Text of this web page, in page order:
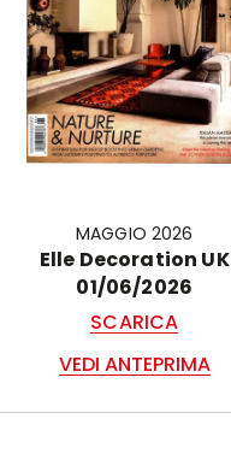
MAGGIO 2026
Elle Decoration UK
01/06/2026
SCARICA
VEDI ANTEPRIMA